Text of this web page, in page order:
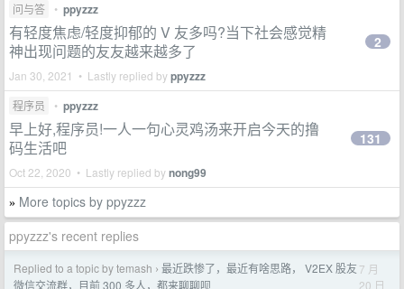
问与答
• ppyzzz
有轻度焦虑/轻度抑郁的 V 友多吗?当下社会感觉精
神出现问题的友友越来越多了
Jan 30, 2021 • Lastly replied byppyzzz
2
程序员 • ppyzzz
早上好,程序员!一人一句心灵鸡汤来开启今天的撸
码生活吧
Oct 22, 2020 • Lastly replied bynong99
131
» More topics by ppyzzz
ppyzzz's recent replies
Replied to a topic by temash › 最近跌惨了，最近有啥思路， V2EX 股友
微信交流群，目前 300 多人，都来聊聊呗
7 月
20 日